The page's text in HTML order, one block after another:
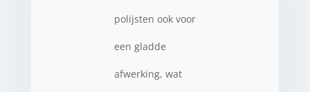
polijsten ook voor
een gladde
afwerking, wat